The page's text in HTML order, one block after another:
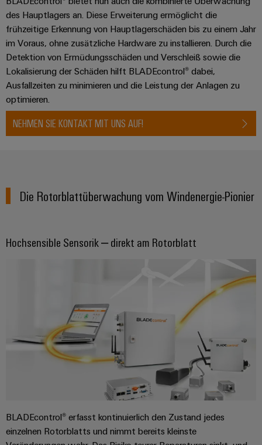
des Hauptlagers an. Diese Erweiterung ermöglicht die
frühzeitige Erkennung von Hauptlagerschäden bis zu einem Jahr
im Voraus, ohne zusätzliche Hardware zu installieren. Durch die
Detektion von Ermüdungsschäden und Verschleiß sowie die
Lokalisierung der Schäden hilft BLADEcontrol® dabei,
Ausfallzeiten zu minimieren und die Leistung der Anlagen zu
optimieren.
NEHMEN SIE KONTAKT MIT UNS AUF!
Die Rotorblattüberwachung vom Windenergie-Pionier
Hochsensible Sensorik – direkt am Rotorblatt
BLADEcontrol® erfasst kontinuierlich den Zustand jedes
einzelnen Rotorblatts und nimmt bereits kleinste